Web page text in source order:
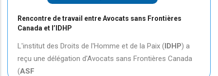
Rencontre de travail entre Avocats sans Frontières
Canada et l’IDHP
L'institut des Droits de l'Homme et de la Paix (IDHP) a
reçu une délégation d'Avocats sans Frontières Canada
(ASF